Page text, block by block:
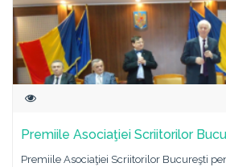
Premiile Asociaţiei Scriitorilor
Premiile Asociaţiei Scriitorilor Bucureşti